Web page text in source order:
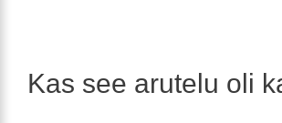
Kas see arutelu oli